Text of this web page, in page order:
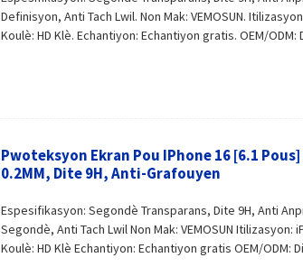
Definisyon, Anti Tach Lwil. Non Mak: VEMOSUN.
Koulè: HD Klè. Echantiyon: Echantiyon gratis. OEM/ODM:
Pwoteksyon Ekran Pou IPhone 16 [6.1
0.2MM, Dite 9H, Anti-Grafouyen
Espesifikasyon: Segondè Transparans, Dite 9H, Anti
Segondè, Anti Tach Lwil Non Mak: VEMOSUN Itilizasyon:
Koulè: HD Klè Echantiyon: Echantiyon gratis OEM/ODM: